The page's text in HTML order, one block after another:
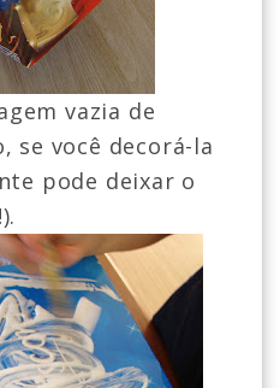
vazia de
se você decorá-la
pode deixar o